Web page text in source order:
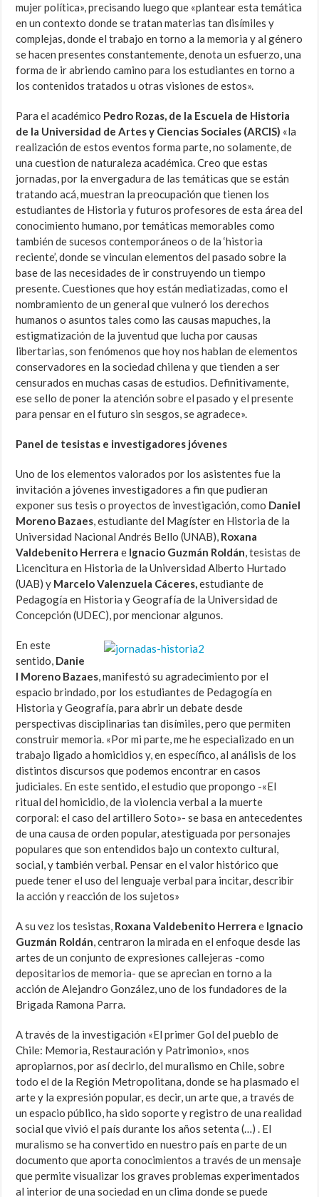
mujer política», precisando luego que «plantear esta temática
en un contexto donde se tratan materias tan disímiles y
complejas, donde el trabajo en torno a la memoria y al género
se hacen presentes constantemente, denota un esfuerzo, una
forma de ir abriendo camino para los estudiantes en torno a
los contenidos tratados u otras visiones de estos».
Para el académico Pedro Rozas, de la Escuela de Historia
de la Universidad de Artes y Ciencias Sociales (ARCIS) «la
realización de estos eventos forma parte, no solamente, de
una cuestion de naturaleza académica. Creo que estas
jornadas, por la envergadura de las temáticas que se están
tratando acá, muestran la preocupación que tienen los
estudiantes de Historia y futuros profesores de esta área del
conocimiento humano, por temáticas memorables como
también de sucesos contemporáneos o de la ‘historia
reciente’, donde se vinculan elementos del pasado sobre la
base de las necesidades de ir construyendo un tiempo
presente. Cuestiones que hoy están mediatizadas, como el
nombramiento de un general que vulneró los derechos
humanos o asuntos tales como las causas mapuches, la
estigmatización de la juventud que lucha por causas
libertarias, son fenómenos que hoy nos hablan de elementos
conservadores en la sociedad chilena y que tienden a ser
censurados en muchas casas de estudios. Definitivamente,
ese sello de poner la atención sobre el pasado y el presente
para pensar en el futuro sin sesgos, se agradece».
Panel de tesistas e investigadores jóvenes
Uno de los elementos valorados por los asistentes fue la
invitación a jóvenes investigadores a fin que pudieran
exponer sus tesis o proyectos de investigación, como Daniel
Moreno Bazaes, estudiante del Magíster en Historia de la
Universidad Nacional Andrés Bello (UNAB), Roxana
Valdebenito Herrerae Ignacio Guzmán Roldán, tesistas de
Licencitura en Historia de la Universidad Alberto Hurtado
(UAB) y Marcelo Valenzuela Cáceres,estudiante de
Pedagogía en Historia y Geografía de la Universidad de
Concepción (UDEC), por mencionar algunos.
En este
sentido, Danie
l Moreno Bazaes, manifestó su agradecimiento por el
espacio brindado, por los estudiantes de Pedagogía en
Historia y Geografía, para abrir un debate desde
perspectivas disciplinarias tan disímiles, pero que permiten
construir memoria. «Por mi parte, me he especializado en un
trabajo ligado a homicidios y, en específico, al análisis de los
distintos discursos que podemos encontrar en casos
judiciales. En este sentido, el estudio que propongo -«El
ritual del homicidio, de la violencia verbal a la muerte
corporal: el caso del artillero Soto»- se basa en antecedentes
de una causa de orden popular, atestiguada por personajes
populares que son entendidos bajo un contexto cultural,
social, y también verbal. Pensar en el valor histórico que
puede tener el uso del lenguaje verbal para incitar, describir
la acción y reacción de los sujetos»
A su vez los tesistas, Roxana Valdebenito Herrerae Ignacio
Guzmán Roldán, centraron la mirada en el enfoque desde las
artes de un conjunto de expresiones callejeras -como
depositarios de memoria- que se aprecian en torno a la
acción de Alejandro González, uno de los fundadores de la
Brigada Ramona Parra.
A través de la investigación «El primer Gol del pueblo de
Chile: Memoria, Restauración y Patrimonio», «nos
apropiarnos, por así decirlo, del muralismo en Chile, sobre
todo el de la Región Metropolitana, donde se ha plasmado el
arte y la expresión popular, es decir, un arte que, a través de
un espacio público, ha sido soporte y registro de una realidad
social que vivió el país durante los años setenta (…) . El
muralismo se ha convertido en nuestro país en parte de un
documento que aporta conocimientos a través de un mensaje
que permite visualizar los graves problemas experimentados
al interior de una sociedad en un clima donde se puede